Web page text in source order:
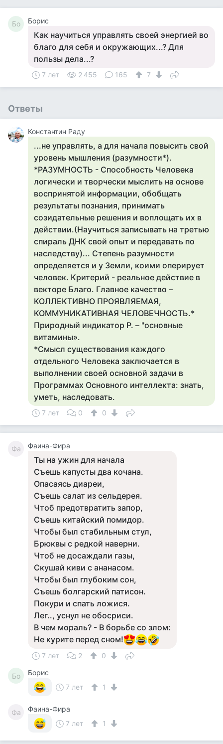
Бо Борис
Как научиться управлять своей энергией во
благо для себя и окружающих...? Для
пользы дела...?
7 лет 2 455 165 7
Ответы
Константин Раду
...не управлять, а для начала повысить свой
уровень мышления (разумности*).
*РАЗУМНОСТЬ - Способность Человека
логически и творчески мыслить на основе
воспринятой информации, обобщать
результаты познания, принимать
созидательные решения и воплощать их в
действии.(Научиться записывать на третью
спираль ДНК свой опыт и передавать по
наследству)... Степень разумности
определяется и у Земли, коими оперирует
человек. Критерий - реальное действие в
векторе Благо. Главное качество –
КОЛЛЕКТИВНО ПРОЯВЛЯЕМАЯ,
КОММУНИКАТИВНАЯ ЧЕЛОВЕЧНОСТЬ.*
Природный индикатор Р. – "основные
витамины».
*Смысл существования каждого
отдельного Человека заключается в
выполнении своей основной задачи в
Программах Основного интеллекта: знать,
уметь, наследовать.
7 лет 0 0
Фа Фаина-Фира
Ты на ужин для начала
Съешь капусты два кочана.
Опасаясь диареи,
Съешь салат из сельдерея.
Чтоб предотвратить запор,
Съешь китайский помидор.
Чтобы был стабильным стул,
Брюквы с редкой наверни.
Чтоб не досаждали газы,
Скушай киви с ананасом.
Чтобы был глубоким сон,
Съешь болгарский патисон.
Покури и спать ложися.
Лег.., уснул не обосриси.
В чем мораль? - В борьбе со злом:
Не курите перед сном!
7 лет 2 0
Бо
Борис
7 лет
1
Фа
Фаина-Фира
7 лет
1